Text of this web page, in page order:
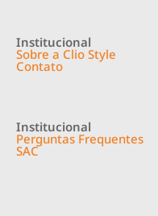
Institucional
Sobre a Clio Style
Contato
Institucional
Perguntas Frequentes
SAC